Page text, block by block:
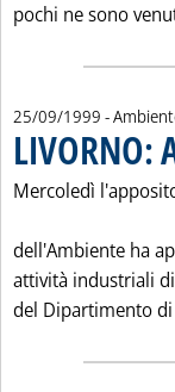
pochi ne sono
25/09/1999 -
LIVORNO:
Mercoledì
dell'Ambiente ha
attività industriali
del Dipartimento